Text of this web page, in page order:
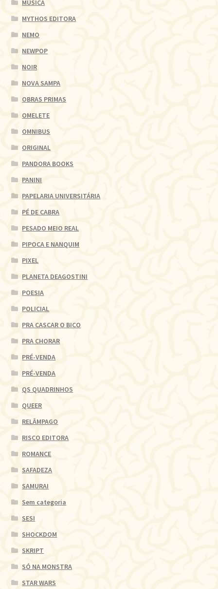
MÚSICA
MYTHOS EDITORA
NEMO
NEWPOP
NOIR
NOVA SAMPA
OBRAS PRIMAS
OMELETE
OMNIBUS
ORIGINAL
PANDORA BOOKS
PANINI
PAPELARIA UNIVERSITÁRIA
PÉ DE CABRA
PESADO MEIO REAL
PIPOCA E NANQUIM
PIXEL
PLANETA DEAGOSTINI
POESIA
POLICIAL
PRA CASCAR O BICO
PRA CHORAR
PRÉ-VENDA
PRÉ-VENDA
QS QUADRINHOS
QUEER
RELÂMPAGO
RISCO EDITORA
ROMANCE
SAFADEZA
SAMURAI
Sem categoria
SESI
SHOCKDOM
SKRIPT
SÓ NA MONSTRA
STAR WARS